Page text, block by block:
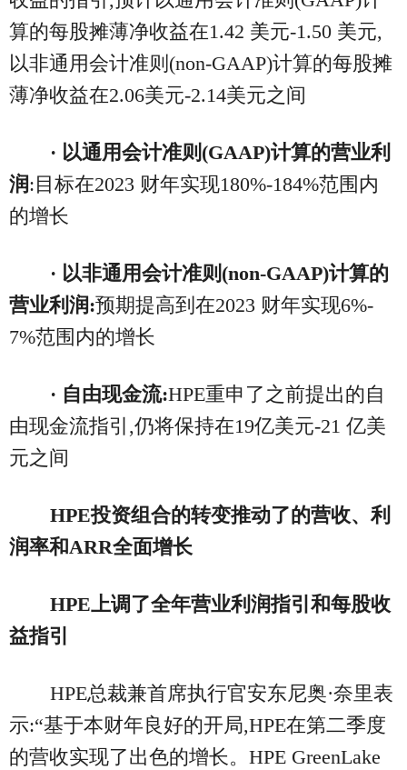
算的每股摊薄净收益在1.42 美元-1.50 美元,
以非通用会计准则(non-GAAP)计算的每股摊
薄净收益在2.06美元-2.14美元之间
· 以通用会计准则(GAAP)计算的营业利
润:目标在2023 财年实现180%-184%范围内
的增长
· 以非通用会计准则(non-GAAP)计算的
营业利润:预期提高到在2023 财年实现6%-
7%范围内的增长
· 自由现金流:HPE重申了之前提出的自
由现金流指引,仍将保持在19亿美元-21 亿美
元之间
HPE投资组合的转变推动了的营收、利
润率和ARR全面增长
HPE上调了全年营业利润指引 和每股收
益指引
HPE总裁兼首席执行官安东尼奥·奈里表
示:“基于本财年良好的开局,HPE在第二季度
的营收实现了出色的增长。HPE GreenLake